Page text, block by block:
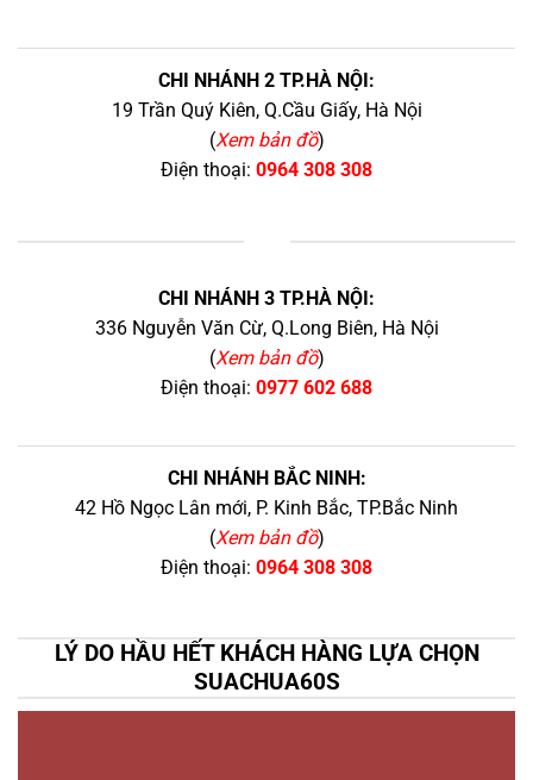
CHI NHÁNH 2 TP.HÀ NỘI:
19 Trần Quý Kiên, Q.Cầu Giấy, Hà Nội
(Xem bản đồ)
Điện thoại: 0964 308 308
CHI NHÁNH 3 TP.HÀ NỘI:
336 Nguyễn Văn Cừ, Q.Long Biên, Hà Nội
(Xem bản đồ)
Điện thoại: 0977 602 688
CHI NHÁNH BẮC NINH:
42 Hồ Ngọc Lân mới, P. Kinh Bắc, TP.Bắc Ninh
(Xem bản đồ)
Điện thoại: 0964 308 308
LÝ DO HẦU HẾT KHÁCH HÀNG LỰA CHỌN
SUACHUA60S